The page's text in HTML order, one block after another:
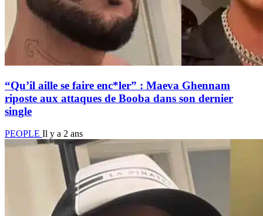
“Qu’il aille se faire enc*ler” : Maeva Ghennam
riposte aux attaques de Booba dans son dernier
single
PEOPLE Il y a 2 ans